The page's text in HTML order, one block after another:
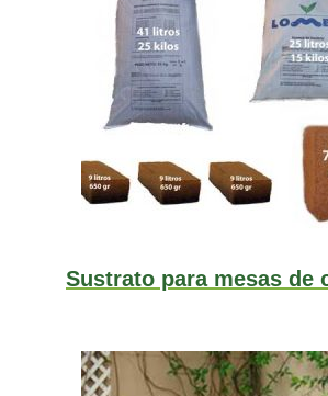
Sustrato para mesas de